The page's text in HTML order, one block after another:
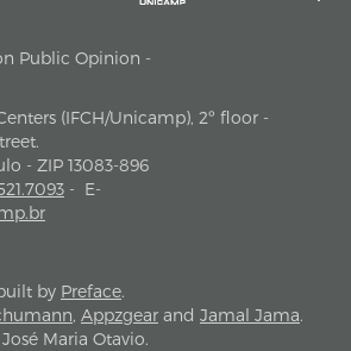
Public Opinion -
(IFCH/Unicamp), 2º floor -
- ZIP 13083-896
- E-
by Preface.
, Appzgear and Jamal Jama.
Maria Otavio.